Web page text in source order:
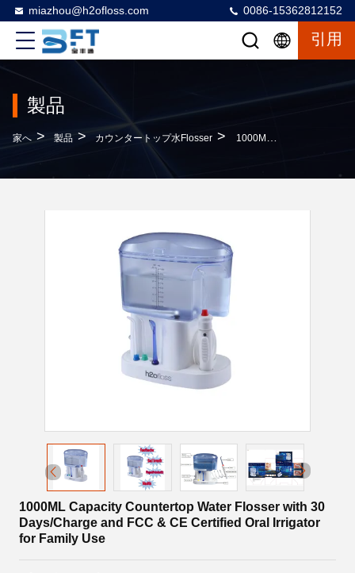
miazhou@h2ofloss.com 0086-15362812152
引用
製品
家へ > 製品 > カウンタートップ水Flosser > 1000ML Capacity Countertop Water Flosser With 30 Days/Charge And FCC & CE Certified Oral Irrigator For Family Use
1000ML Capacity Countertop Water Flosser with 30
Days/Charge and FCC & CE Certified Oral Irrigator
for Family Use